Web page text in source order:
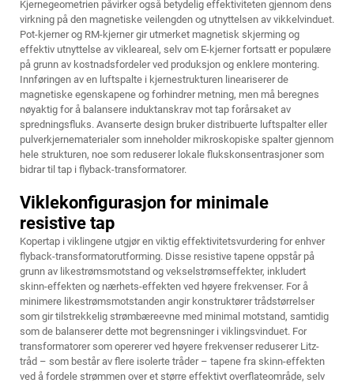
Kjernegeometrien påvirker også betydelig effektiviteten gjennom dens
virkning på den magnetiske veilengden og utnyttelsen av vikkelvinduet.
Pot-kjerner og RM-kjerner gir utmerket magnetisk skjerming og
effektiv utnyttelse av vikleareal, selv om E-kjerner fortsatt er populære
på grunn av kostnadsfordeler ved produksjon og enklere montering.
Innføringen av en luftspalte i kjernestrukturen lineariserer de
magnetiske egenskapene og forhindrer metning, men må beregnes
nøyaktig for å balansere induktanskrav mot tap forårsaket av
spredningsfluks. Avanserte design bruker distribuerte luftspalter eller
pulverkjernematerialer som inneholder mikroskopiske spalter gjennom
hele strukturen, noe som reduserer lokale flukskonsentrasjoner som
bidrar til tap i flyback-transformatorer.
Viklekonfigurasjon for minimale
resistive tap
Kopertap i viklingene utgjør en viktig effektivitetsvurdering for enhver
flyback-transformatorutforming. Disse resistive tapene oppstår på
grunn av likestrømsmotstand og vekselstrømseffekter, inkludert
skinn-effekten og nærhets-effekten ved høyere frekvenser. For å
minimere likestrømsmotstanden angir konstruktører trådstørrelser
som gir tilstrekkelig strømbæreevne med minimal motstand, samtidig
som de balanserer dette mot begrensninger i viklingsvinduet. For
transformatorer som opererer ved høyere frekvenser reduserer Litz-
tråd – som består av flere isolerte tråder – tapene fra skinn-effekten
ved å fordele strømmen over et større effektivt overflateområde, selv